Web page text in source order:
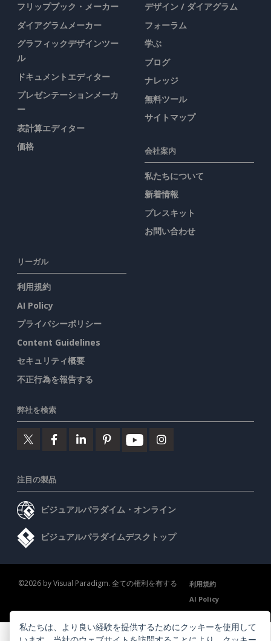
フリップブック・メーカー
ダイアグラムメーカー
グラフィックデザインツー
ル
ドキュメントエディター
プレゼンテーションメーカ
ー
表計算エディター
価格
デザイン / ダイアグラム
フォーラム
学ぶ
ブログ
ナレッジ
無料ツール
サイトマップ
会社案内
私たちについて
新着情報
プレスキット
お問い合わせ
リーガル
利用規約
AI Policy
プライバシーポリシー
Content Guidelines
セキュリティ概要
不正行為を報告する
弊社を検索
注目の製品
ビジュアルパラダイム・オンライン
ビジュアルパラダイムデスクトップ
©2026 by Visual Paradigm. 全ての権利を有する
利用規約
AI Policy
私たちは、より良い経験を提供するためにクッキーを使用して